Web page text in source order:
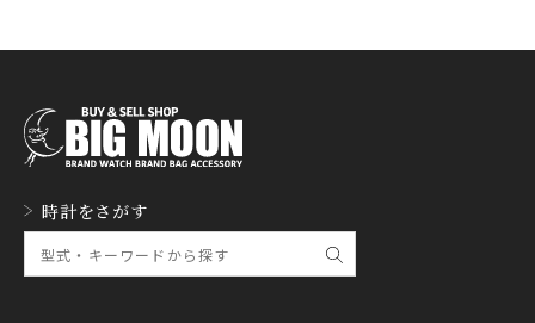
FRANCK MULLER NT
GERALD GENTA
ジェラルド・ジェンタ
GLASHUTTE ORIGINA
L
グラスヒュッテ・オリジ
ナル
グッチ
時計をさがす